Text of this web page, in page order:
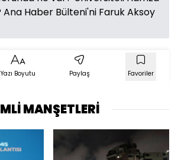
Haber Bülteni'ni Faruk Aksoy
Yazı Boyutu Paylaş Favoriler
MANŞETLERİ